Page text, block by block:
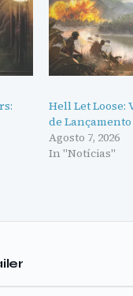
Hell Let Loose:
de Lançamento
Agosto 7, 2026
In "Notícias"